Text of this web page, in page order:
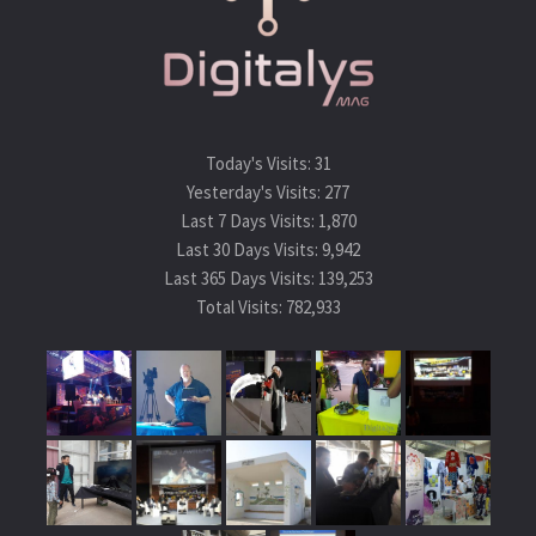
Today's Visits: 31
Yesterday's Visits: 277
Last 7 Days Visits: 1,870
Last 30 Days Visits: 9,942
Last 365 Days Visits: 139,253
Total Visits: 782,933